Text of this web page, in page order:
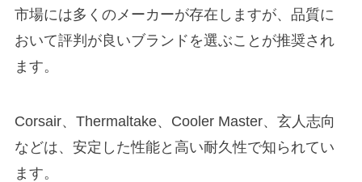
市場には多くのメーカーが存在しますが、品質に
おいて評判が良いブランドを選ぶことが推奨され
ます。
Corsair、Thermaltake、Cooler Master、玄人志向
などは、安定した性能と高い耐久性で知られてい
ます。